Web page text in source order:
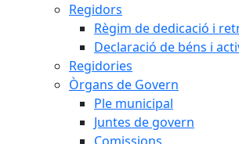
Regidors
Règim de dedicació i
Declaració de béns i
Regidories
Òrgans de Govern
Ple municipal
Juntes de govern